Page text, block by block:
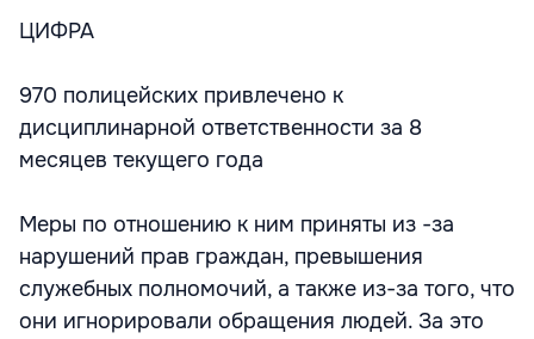
ЦИФРА
970 полицейских привлечено к
дисциплинарной ответственности за 8
месяцев текущего года
Меры по отношению к ним приняты из -за
нарушений прав граждан, превышения
служебных полномочий, а также из-за того, что
они игнорировали обращения людей. За это